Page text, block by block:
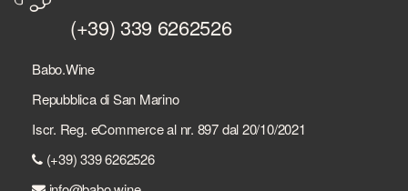
(+39) 339 6262526
Babo.Wine
Repubblica di San Marino
Iscr. Reg. eCommerce al nr. 897 dal 20/10/2021
(+39) 339 6262526